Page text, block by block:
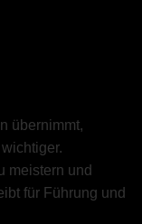
übernimmt,
meistern und
für Führung und